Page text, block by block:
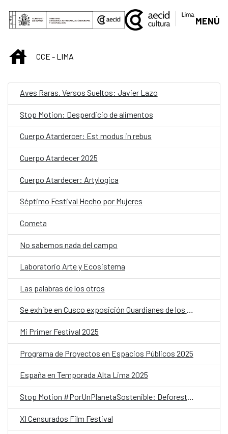
Saltar al contenido principal
MENÚ
INICIOCCE - LIMA
Aves Raras. Versos Sueltos: Javier Lazo
Stop Motion: Desperdicio de alimentos
Cuerpo Atardercer: Est modus in rebus
Cuerpo Atardecer 2025
Cuerpo Atardecer: Artylogica
Séptimo Festival Hecho por Mujeres
Cometa
No sabemos nada del campo
Laboratorio Arte y Ecosistema
Las palabras de los otros
Se exhibe en Cusco exposición Guardianes de los glaciares
Mi Primer Festival 2025
Programa de Proyectos en Espacios Públicos 2025
España en Temporada Alta Lima 2025
Stop Motion #PorUnPlanetaSostenible: Deforestación y bosques
XI Censurados Film Festival